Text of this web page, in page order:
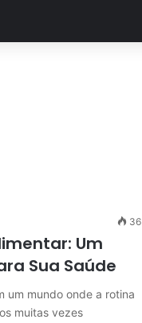
36
Um
Sua Saúde
um mundo onde a rotina
muitas vezes